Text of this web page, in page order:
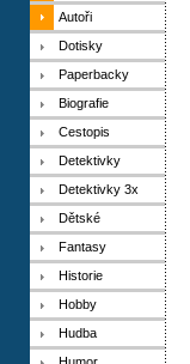
Autoři
Dotisky
Paperbacky
Biografie
Cestopis
Detektivky
Detektivky 3x
Dětské
Fantasy
Historie
Hobby
Hudba